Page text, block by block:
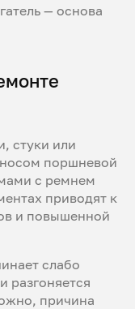
— основа
стуки или
поршневой
с ремнем
приводят к
и повышенной
слабо
разгоняется
причина